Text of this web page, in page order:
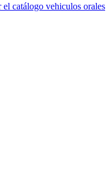
el catálogo vehiculos orales